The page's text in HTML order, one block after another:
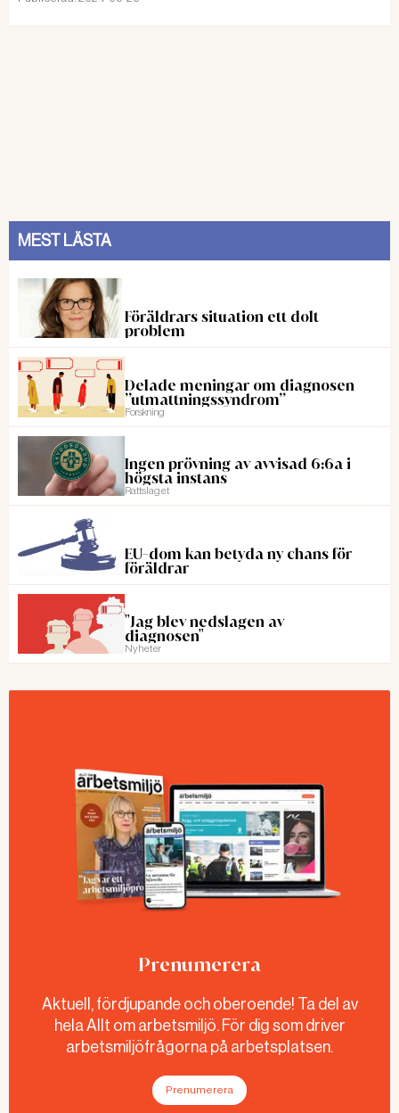
MEST LÄSTA
Föräldrars situation ett dolt
problem
Delade meningar om diagnosen
”utmattningssyndrom”
Forskning
Ingen prövning av avvisad 6:6a i
högsta instans
Rattslaget
EU-dom kan betyda ny chans för
föräldrar
"Jag blev nedslagen av
diagnosen"
Nyheter
Prenumerera
Aktuell, fördjupande och oberoende! Ta del av
hela Allt om arbetsmiljö. För dig som driver
arbetsmiljöfrågorna på arbetsplatsen.
Prenumerera